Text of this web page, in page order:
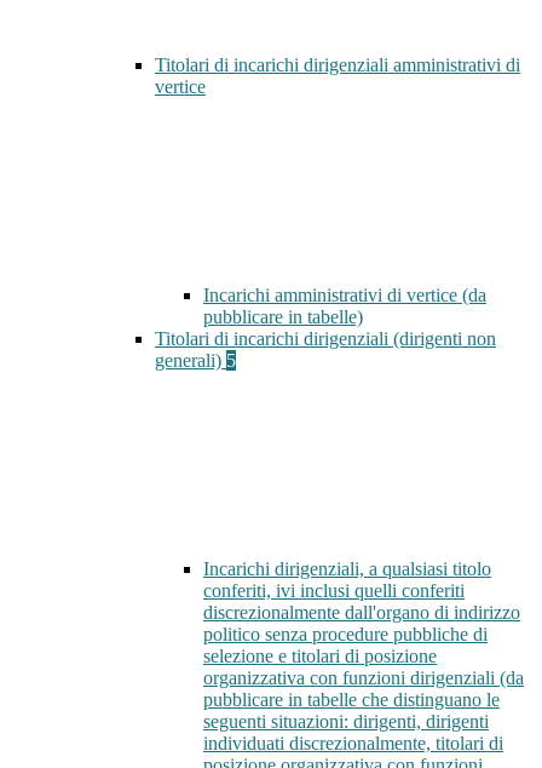
Titolari di incarichi dirigenziali amministrativi di
vertice
Incarichi amministrativi di vertice (da
pubblicare in tabelle)
Titolari di incarichi dirigenziali (dirigenti non
generali) 5
Incarichi dirigenziali, a qualsiasi titolo
conferiti, ivi inclusi quelli conferiti
discrezionalmente dall'organo di indirizzo
politico senza procedure pubbliche di
selezione e titolari di posizione
organizzativa con funzioni dirigenziali (da
pubblicare in tabelle che distinguano le
seguenti situazioni: dirigenti, dirigenti
individuati discrezionalmente, titolari di